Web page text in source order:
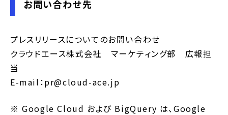
お問い合わせ先
プレスリリースについてのお問い合わせ
クラウドエース株式会社 マーケティング部 広報担
当
E-mail：pr@cloud-ace.jp
※ Google Cloud および BigQuery は、Google